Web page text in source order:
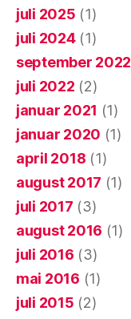
juli 2025 (1)
juli 2024(1)
september 2022
juli 2022 (2)
januar 2021 (1)
januar 2020 (1)
april 2018 (1)
august 2017 (1)
juli 2017 (3)
august 2016 (1)
juli 2016 (3)
mai 2016 (1)
juli 2015 (2)